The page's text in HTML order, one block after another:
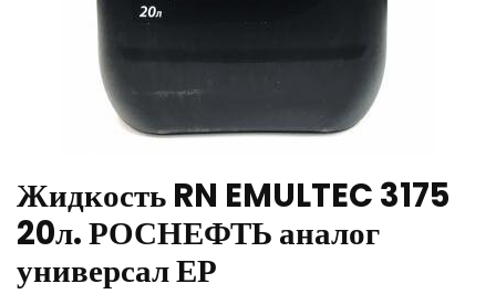
Жидкость RN EMULTEC 3175
20л. РОСНЕФТЬ аналог
универсал ЕР